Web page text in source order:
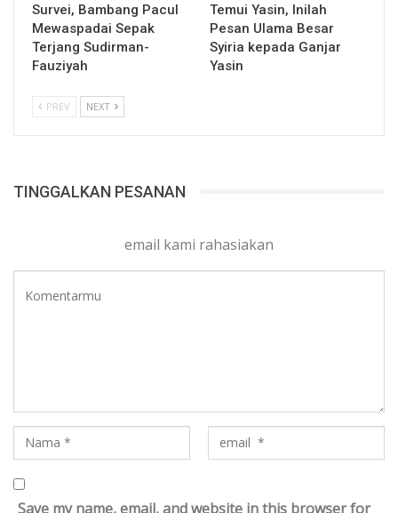
Survei, Bambang Pacul
Mewaspadai Sepak
Terjang Sudirman-
Fauziyah
Temui Yasin, Inilah
Pesan Ulama Besar
Syiria kepada Ganjar
Yasin
PREV NEXT
TINGGALKAN PESANAN
email kami rahasiakan
Save my name, email, and website in this browser for